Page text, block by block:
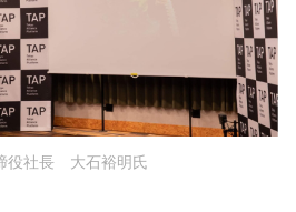
役社長 大石裕明氏